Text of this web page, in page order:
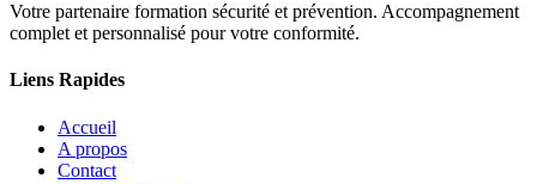
Votre partenaire formation sécurité et prévention. Accompagnement
complet et personnalisé pour votre conformité.
Liens Rapides
Accueil
A propos
Contact